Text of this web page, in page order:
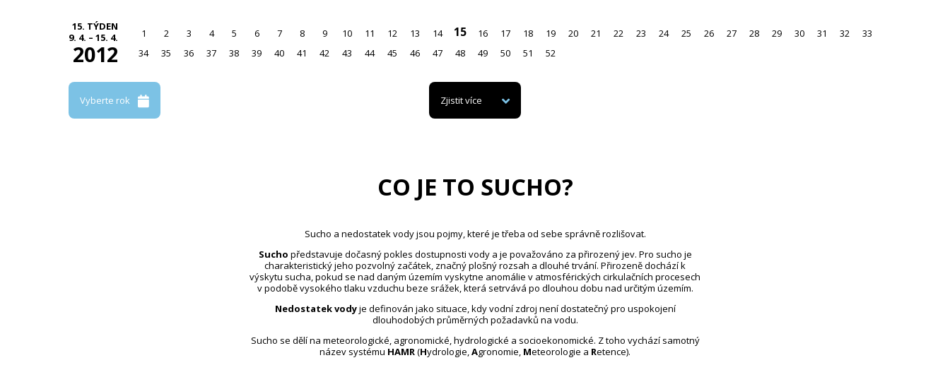
15. TÝDEN
9. 4. – 15. 4.
2012
1 2 3 4 5 6 7 8 9 10 11 12 13 14 15 16 17 18 19 20 21 22 23 24 25 26 27 28 29 30 31 32
33
34
35 36 37 38 39 40 41 42 43 44 45 46 47 48 49 50 51 52
Vyberte rok Zjistit více
CO JE TO SUCHO?
Sucho a nedostatek vody jsou pojmy, které je třeba od sebe správně rozlišovat.
Sucho představuje dočasný pokles dostupnosti vody a je považováno za přirozený jev. Pro sucho je
charakteristický jeho pozvolný začátek, značný plošný rozsah a dlouhé trvání. Přirozeně dochází k
výskytu sucha, pokud se nad daným územím vyskytne anomálie v atmosférických cirkulačních procesech
v podobě vysokého tlaku vzduchu beze srážek, která setrvává po dlouhou dobu nad určitým územím.
Nedostatek vodyje definován jako situace, kdy vodní zdroj není dostatečný pro uspokojení
dlouhodobých průměrných požadavků na vodu.
Sucho se dělí na meteorologické, agronomické, hydrologické a socioekonomické. Z toho vychází samotný
název systému HAMR(Hydrologie,Agronomie, Meteorologie a Retence).